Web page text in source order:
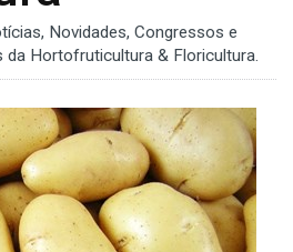
Novidades, Congressos e
Hortofruticultura & Floricultura.